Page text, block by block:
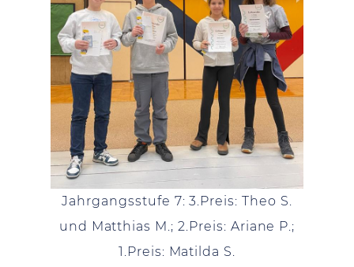
Jahrgangsstufe 7: 3.Preis: Theo S.
und Matthias M.; 2.Preis: Ariane P.;
1.Preis: Matilda S.